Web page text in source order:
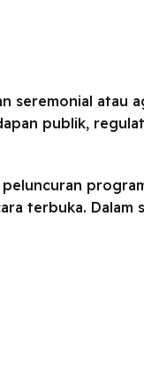
seremonial atau
publik,
terbuka. Dalam